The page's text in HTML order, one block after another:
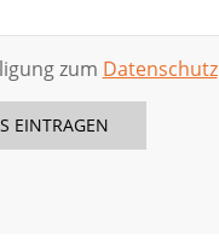
zum Datenschutz